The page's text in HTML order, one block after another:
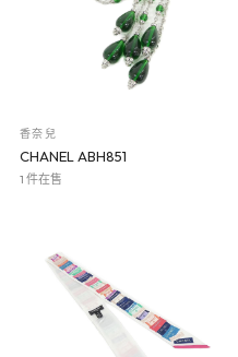
香奈兒
CHANEL ABH851
1 件在售